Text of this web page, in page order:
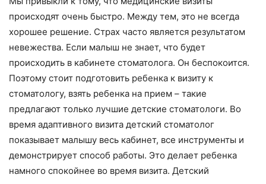
происходят очень быстро. Между тем, это не всегда
хорошее решение. Страх часто является результатом
невежества. Если малыш не знает, что будет
происходить в кабинете стоматолога. Он беспокоится.
Поэтому стоит подготовить ребенка к визиту к
стоматологу, взять ребенка на прием – такие
предлагают только лучшие детские стоматологи. Во
время адаптивного визита детский стоматолог
показывает малышу весь кабинет, все инструменты и
демонстрирует способ работы. Это делает ребенка
намного спокойнее во время визита. Детский